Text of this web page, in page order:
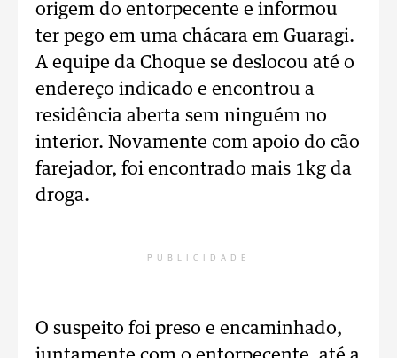
origem do entorpecente e informou
ter pego em uma chácara em Guaragi.
A equipe da Choque se deslocou até o
endereço indicado e encontrou a
residência aberta sem ninguém no
interior. Novamente com apoio do cão
farejador, foi encontrado mais 1kg da
droga.
PUBLICIDADE
O suspeito foi preso e encaminhado,